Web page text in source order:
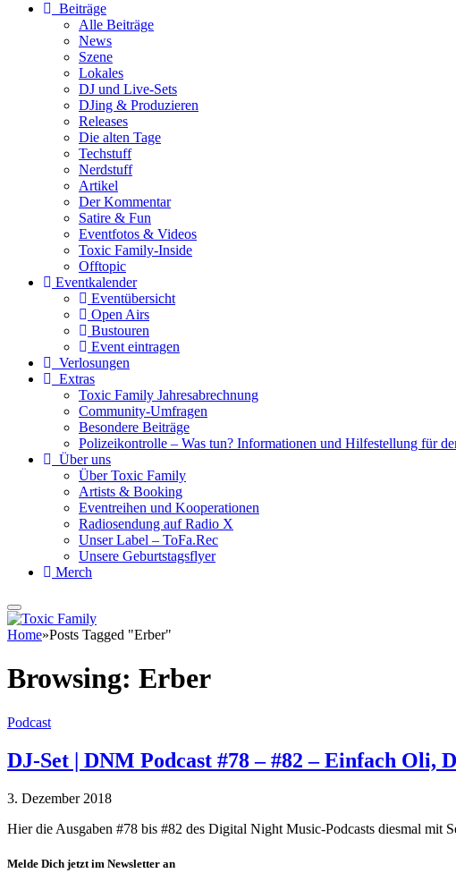
Beiträge
Alle Beiträge
News
Szene
Lokales
DJ und Live-Sets
DJing & Produzieren
Releases
Die alten Tage
Techstuff
Nerdstuff
Artikel
Der Kommentar
Satire & Fun
Eventfotos & Videos
Toxic Family-Inside
Offtopic
Eventkalender
Eventübersicht
Open Airs
Bustouren
Event eintragen
Verlosungen
Extras
Toxic Family Jahresabrechnung
Community-Umfragen
Besondere Beiträge
Polizeikontrolle – Was tun? Informationen und Hilfestellung für
Über uns
Über Toxic Family
Artists & Booking
Eventreihen und Kooperationen
Radiosendung auf Radio X
Unser Label – ToFa.Rec
Unsere Geburtstagsflyer
Merch
Home»Posts Tagged "Erber"
Browsing: Erber
Podcast
DJ-Set | DNM Podcast #78 – #82 – Einfach Oli,
3. Dezember 2018
Hier die Ausgaben #78 bis #82 des Digital Night Music-Podcasts diesmal mit
Melde Dich jetzt im Newsletter an